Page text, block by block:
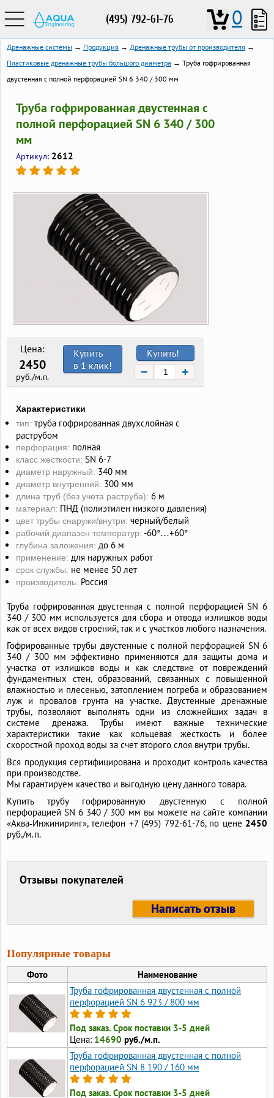
(495) 792-61-76 0
Дренажные системы → Продукция → Дренажные трубы от производителя →
Пластиковые дренажные трубы большого диаметра → Труба гофрированная
двустенная с полной перфорацией SN 6 340 / 300 мм
Труба гофрированная двустенная с
полной перфорацией SN 6 340 / 300
мм
Артикул: 2612
Цена:
2450
руб./м.п.
Купить!
− +
Купить
в 1 клик!
Характеристики
тип: труба гофрированная двухслойная с
раструбом
перфорация: полная
класс жесткости: SN 6-7
диаметр наружный: 340 мм
диаметр внутренний: 300 мм
длина труб (без учета раструба): 6 м
материал: ПНД (полиэтилен низкого давления)
цвет трубы снаружи/внутри: чёрный/белый
рабочий диапазон температур: -60°…+60°
глубина заложения: до 6 м
применение: для наружных работ
срок службы: не менее 50 лет
производитель: Россия
Труба гофрированная двустенная с полной перфорацией SN 6
340 / 300 мм используется для сбора и отвода излишков воды
как от всех видов строений, так и с участков любого назначения.
Гофрированные трубы двустенные с полной перфорацией SN 6
340 / 300 мм эффективно применяются для защиты дома и
участка от излишков воды и как следствие от повреждений
фундаментных стен, образований, связанных с повышенной
влажностью и плесенью, затоплением погреба и образованием
луж и провалов грунта на участке. Двустенные дренажные
трубы, позволяют выполнять одни из сложнейших задач в
системе дренажа. Трубы имеют важные технические
характеристики такие как кольцевая жесткость и более
скоростной проход воды за счет второго слоя внутри трубы.
Вся продукция сертифицирована и проходит контроль качества
при производстве.
Мы гарантируем качество и выгодную цену данного товара.
Купить трубу гофрированную двустенную с полной
перфорацией SN 6 340 / 300 мм вы можете на сайте компании
«Аква‑Инжиниринг», телефон +7 (495) 792-61-76,по цене 2450
руб./м.п.
Отзывы покупателей
Написать отзыв
Популярные товары
Фото
Наименование
Труба гофрированная двустенная с полной
перфорацией SN 6 923 / 800 мм
Под заказ. Срок поставки 3-5 дней
Цена: 14690 руб./м.п.
Труба гофрированная двустенная с полной
перфорацией SN 8 190 / 160 мм
Под заказ. Срок поставки 3-5 дней